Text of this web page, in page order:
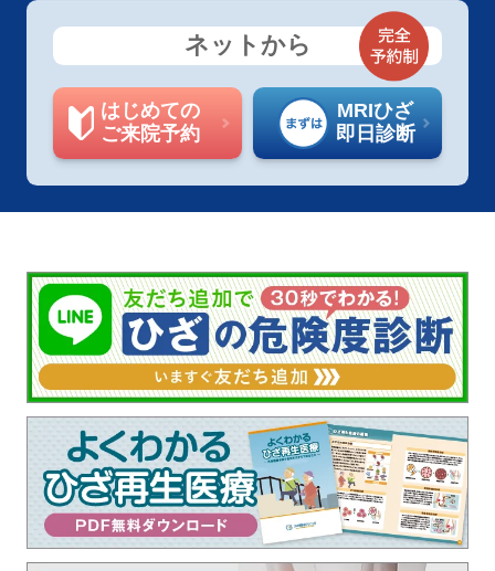
ネットから
はじめての
ご来院予約
MRIひざ
即日診断